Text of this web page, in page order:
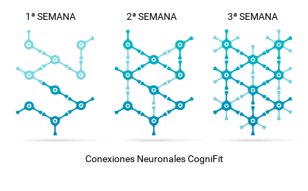
1ª SEMANA 2ª SEMANA 3ª SEMANA
Conexiones Neuronales CogniFit